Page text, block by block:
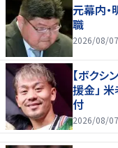
元幕内
職
2026/08/
【ボクシ
援金」
付
2026/08/